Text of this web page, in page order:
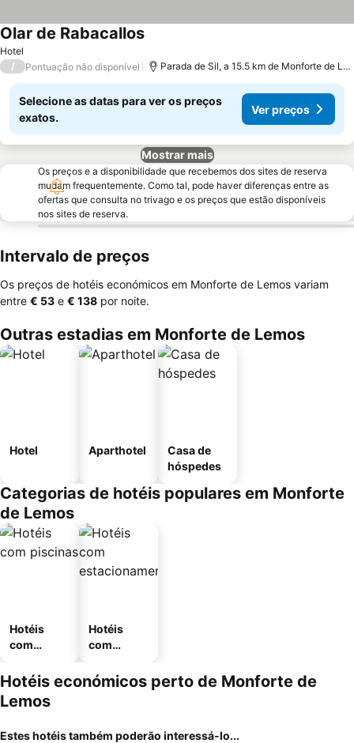
Hotel
Olar de Rabacallos
/ Pontuação não disponível Parada de Sil, a 15.5 km de Monforte de Lemos
Selecione as datas para ver os preços
exatos.
Ver preços
Mostrar mais
Os preços e a disponibilidade que recebemos dos sites de reserva
mudam frequentemente. Como tal, pode haver diferenças entre as
ofertas que consulta no trivago e os preços que estão disponíveis
nos sites de reserva.
Intervalo de preços
Os preços de hotéis económicos em Monforte de Lemos variam
entre ‎€ 53 e ‎€ 138 por noite.
Outras estadias em Monforte de Lemos
Hotel Aparthotel
Casa de
hóspedes
Categorias de hotéis populares em Monforte
de Lemos
Hotéis
com
Hotéis
com
mento
Hotéis económicos perto de Monforte de
Lemos
Estes hotéis também poderão interessá-lo...